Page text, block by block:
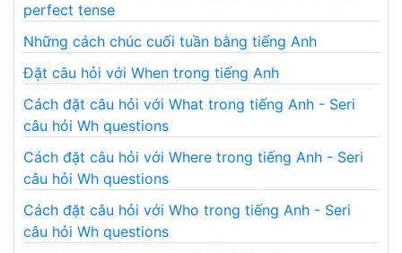
perfect tense
Những cách chúc cuối tuần bằng tiếng Anh
Đặt câu hỏi với When trong tiếng Anh
Cách đặt câu hỏi với What trong tiếng Anh - Seri
câu hỏi Wh questions
Cách đặt câu hỏi với Where trong tiếng Anh - Seri
câu hỏi Wh questions
Cách đặt câu hỏi với Who trong tiếng Anh - Seri
câu hỏi Wh questions